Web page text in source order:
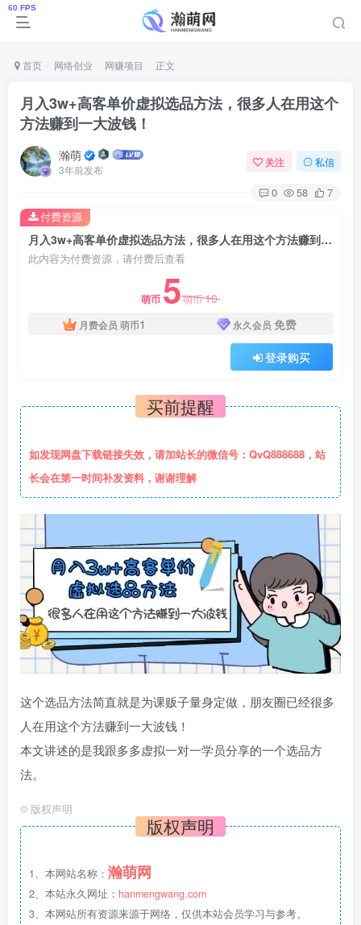
首页 网络创业 网赚项目 正文
月入3w+高客单价虚拟选品方法，很多人在用这个
方法赚到一大波钱！
瀚萌
3年前发布
关注 私信
0 58 7
月入3w+高客单价虚拟选品方法，很多人在用这个方法赚到一大波钱！
此内容为付费资源，请付费后查看
萌币 5萌币10
月费会员 萌币1 永久会员 免费
登录购买
付费资源
买前提醒
如发现网盘下载链接失效，请加站长的微信号：QvQ888688，站
长会在第一时间补发资料，谢谢理解
这个选品方法简直就是为课贩子量身定做，朋友圈已经很多
人在用这个方法赚到一大波钱！
本文讲述的是我跟多多虚拟一对一学员分享的一个选品方
法。
© 版权声明
版权声明
1、本网站名称： 瀚萌网
2、本站永久网址： hanmengwang.com
3、本网站所有资源来源于网络，仅供本站会员学习与参考。